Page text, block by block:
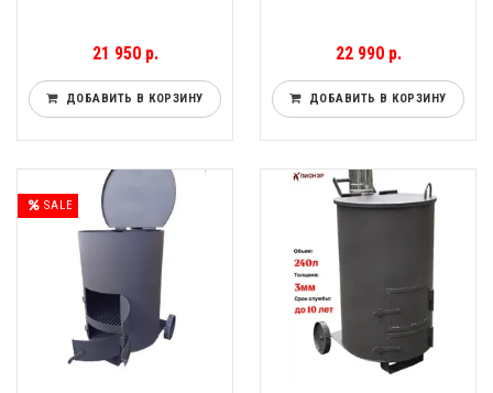
21 950 р.
ДОБАВИТЬ В КОРЗИНУ
22 990 р.
ДОБАВИТЬ В КОРЗИНУ
SALE